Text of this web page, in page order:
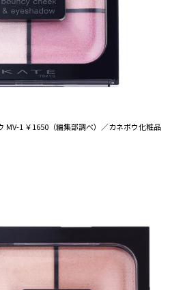
MV-1 ￥1650（編集部調べ）／カネボウ化粧品